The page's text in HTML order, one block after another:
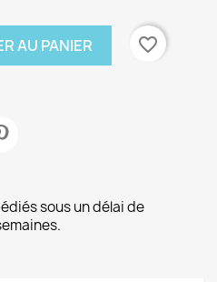
AU PANIER
favorite_border
sous un délai de